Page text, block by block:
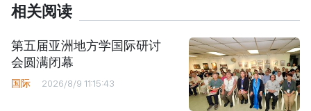
相关阅读
第五届亚洲地方学国际研讨
会圆满闭幕
国际 2026/8/9 11:15:43